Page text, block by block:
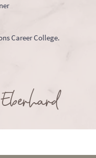
Career College.